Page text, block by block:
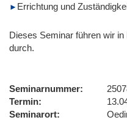
Errichtung und
Dieses Seminar führen wir in
durch.
Seminarnummer
Termin
Seminarort